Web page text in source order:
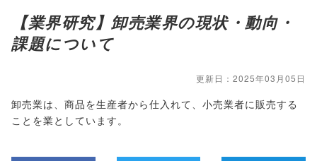
【業界研究】卸売業界の現状・動向・
課題について
更新日：2025年03月05日
卸売業は、商品を生産者から仕入れて、小売業者に販売する
ことを業としています。